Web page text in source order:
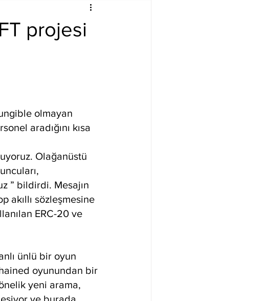
projesi
olmayan
aradığını kısa
Olağanüstü
” bildirdi. Mesajın
akıllı sözleşmesine
ERC-20 ve
ünlü bir oyun
oyunundan bir
yeni arama,
ve burada